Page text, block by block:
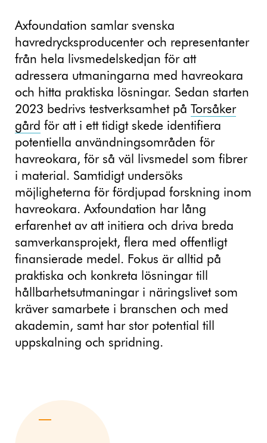
Axfoundation samlar svenska
havredrycksproducenter och representanter
från hela livsmedelskedjan för att
adressera utmaningarna med havreokara
och hitta praktiska lösningar. Sedan starten
2023 bedrivs testverksamhet på Torsåker
gård för att i ett tidigt skede identifiera
potentiella användningsområden för
havreokara, för så väl livsmedel som fibrer
i material. Samtidigt undersöks
möjligheterna för fördjupad forskning inom
havreokara. Axfoundation har lång
erfarenhet av att initiera och driva breda
samverkansprojekt, flera med offentligt
finansierade medel. Fokus är alltid på
praktiska och konkreta lösningar till
hållbarhetsutmaningar i näringslivet som
kräver samarbete i branschen och med
akademin, samt har stor potential till
uppskalning och spridning.